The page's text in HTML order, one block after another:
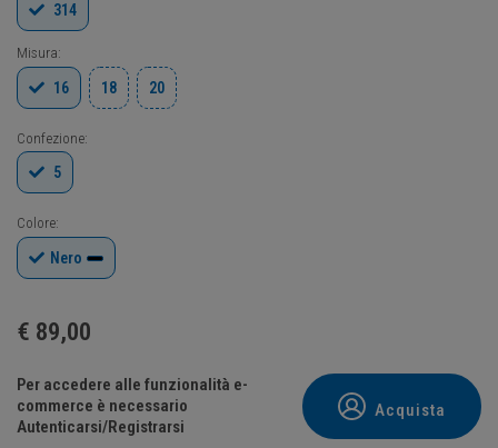
314
Misura:
16
18 20
Confezione:
5
Colore:
Nero
€ 89,00
Per accedere alle funzionalità e-
commerce è necessario
Autenticarsi/Registrarsi
Acquista